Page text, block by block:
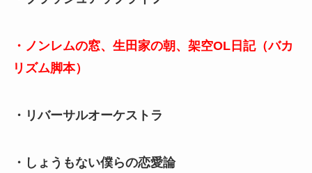
・ノンレムの窓、生田家の朝、架空OL日記（バカ
リズム脚本）
・リバーサルオーケストラ
・しょうもない僕らの恋愛論